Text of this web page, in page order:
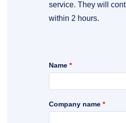
service. They will
within 2 hours.
Name *
Company name *